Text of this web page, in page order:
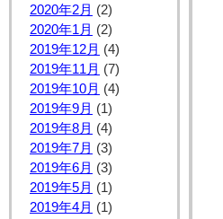
2020年2月 (2)
2020年1月 (2)
2019年12月 (4)
2019年11月 (7)
2019年10月 (4)
2019年9月 (1)
2019年8月 (4)
2019年7月 (3)
2019年6月 (3)
2019年5月 (1)
2019年4月 (1)